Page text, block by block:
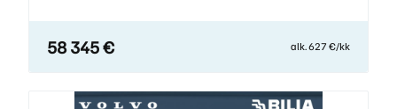
58 345 € alk. 627 €/kk